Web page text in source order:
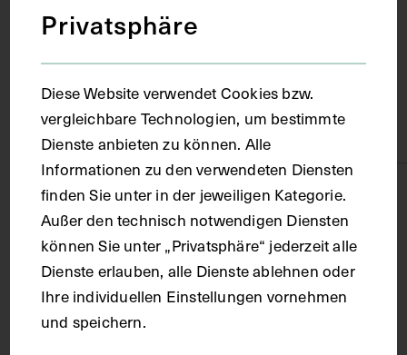
Baden-Baden
Karton
Technik
Fotografie
Privatsphäre
Diese Website verwendet Cookies bzw.
vergleichbare Technologien, um bestimmte
Dienste anbieten zu können. Alle
Informationen zu den verwendeten Diensten
finden Sie unter in der jeweiligen Kategorie.
Außer den technisch notwendigen Diensten
können Sie unter „Privatsphäre“ jederzeit alle
Dienste erlauben, alle Dienste ablehnen oder
Ihre individuellen Einstellungen vornehmen
und speichern.